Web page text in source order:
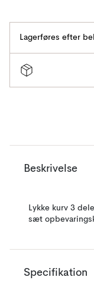
Lagerføres efter
Beskrivelse
Lykke kurv 3
sæt
Specifikation